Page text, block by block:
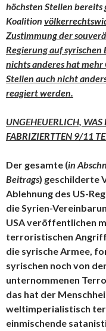
höchsten Stellen bereits
Koalition
Zustimmung der
Regierung auf
nichts anderes hat
Stellen auch nicht
reagiert werden.
UNGEHEUERLICH,
FABRIZIERTTEN 9/11
Der gesamte (in
Beitrags) geschilderte
Ablehnung des US-
die Syrien-
USA veröffentlichen
terroristischen
die syrische Armee,
syrischen noch von
unternommenen
das hat der
weltimperialistisch
einmischende